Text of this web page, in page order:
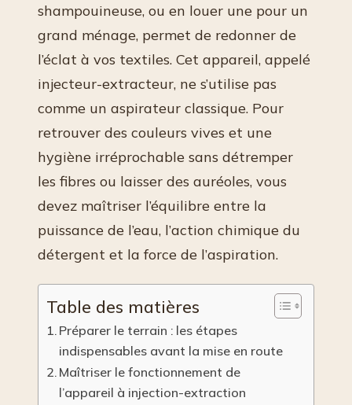
shampouineuse, ou en louer une pour un
grand ménage, permet de redonner de
l’éclat à vos textiles. Cet appareil, appelé
injecteur-extracteur, ne s’utilise pas
comme un aspirateur classique. Pour
retrouver des couleurs vives et une
hygiène irréprochable sans détremper
les fibres ou laisser des auréoles, vous
devez maîtriser l’équilibre entre la
puissance de l’eau, l’action chimique du
détergent et la force de l’aspiration.
Table des matières
Préparer le terrain : les étapes
indispensables avant la mise en route
Maîtriser le fonctionnement de
l’appareil à injection-extraction